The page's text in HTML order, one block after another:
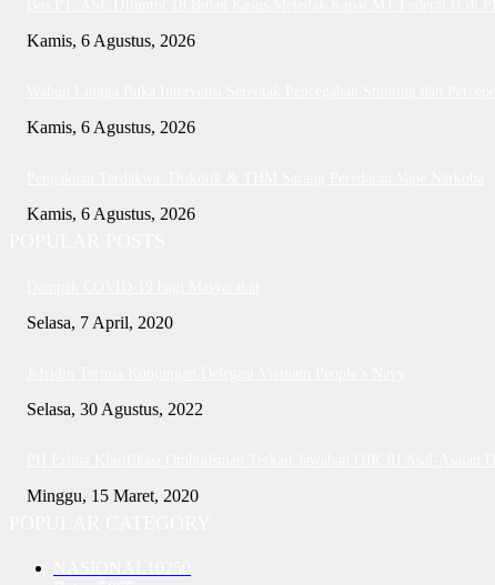
Kamis, 6 Agustus, 2026
Kamis, 6 Agustus, 2026
Kamis, 6 Agustus, 2026
Selasa, 7 April, 2020
Selasa, 30 Agustus, 2022
Minggu, 15 Maret, 2020